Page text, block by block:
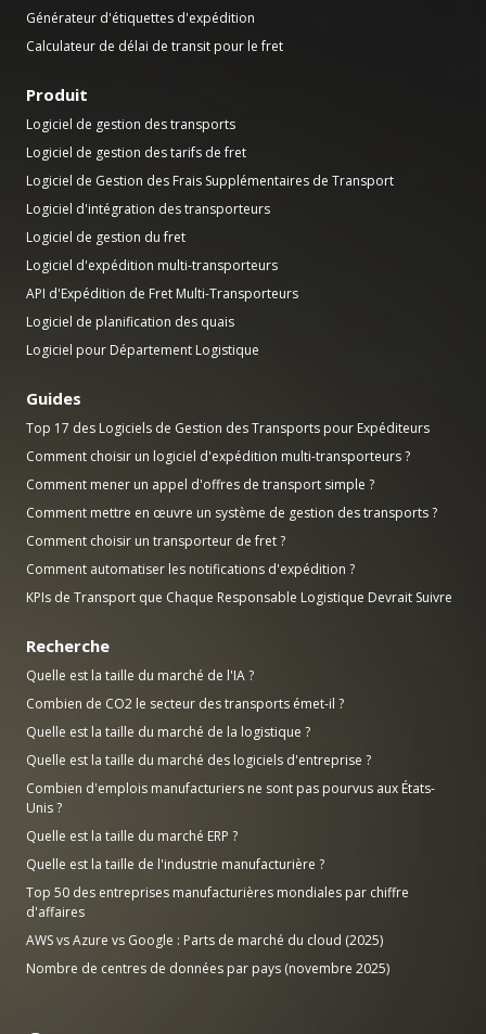
Générateur d'étiquettes d'expédition
Calculateur de délai de transit pour le fret
Produit
Logiciel de gestion des transports
Logiciel de gestion des tarifs de fret
Logiciel de Gestion des Frais Supplémentaires de Transport
Logiciel d'intégration des transporteurs
Logiciel de gestion du fret
Logiciel d'expédition multi-transporteurs
API d'Expédition de Fret Multi-Transporteurs
Logiciel de planification des quais
Logiciel pour Département Logistique
Guides
Top 17 des Logiciels de Gestion des Transports pour Expéditeurs
Comment choisir un logiciel d'expédition multi-transporteurs ?
Comment mener un appel d'offres de transport simple ?
Comment mettre en œuvre un système de gestion des transports ?
Comment choisir un transporteur de fret ?
Comment automatiser les notifications d'expédition ?
KPIs de Transport que Chaque Responsable Logistique Devrait Suivre
Recherche
Quelle est la taille du marché de l'IA ?
Combien de CO2 le secteur des transports émet-il ?
Quelle est la taille du marché de la logistique ?
Quelle est la taille du marché des logiciels d'entreprise ?
Combien d'emplois manufacturiers ne sont pas pourvus aux États-
Unis ?
Quelle est la taille du marché ERP ?
Quelle est la taille de l'industrie manufacturière ?
Top 50 des entreprises manufacturières mondiales par chiffre
d'affaires
AWS vs Azure vs Google : Parts de marché du cloud (2025)
Nombre de centres de données par pays (novembre 2025)